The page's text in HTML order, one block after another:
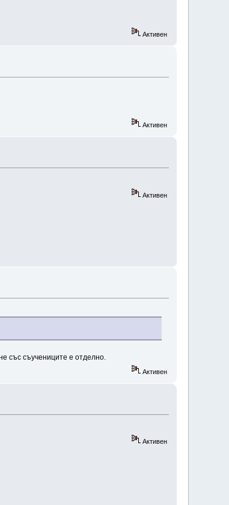
Активен
Активен
Активен
със съучениците е отделно.
Активен
Активен